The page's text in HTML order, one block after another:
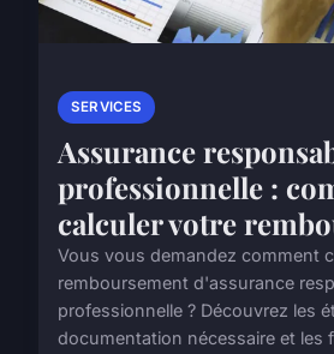
SERVICES
Assurance
professionnelle :
calculer votre
Vous vous demandez comment
remboursement d'assurance
professionnelle ? Découvrez les
documentation nécessaire et les